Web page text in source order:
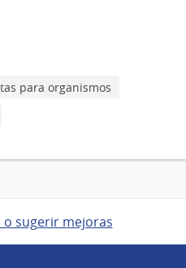
para organismos
sugerir mejoras